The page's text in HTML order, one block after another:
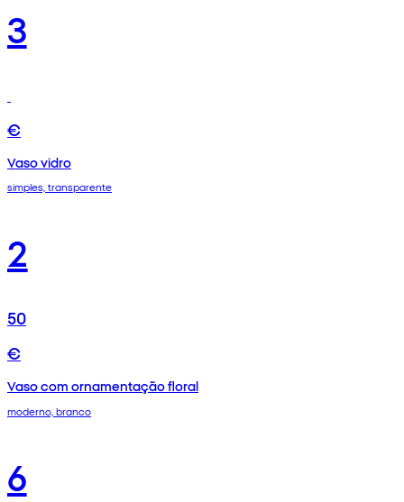
3
€
Vaso vidro
simples, transparente
2
50
€
Vaso com ornamentação floral
moderno, branco
6